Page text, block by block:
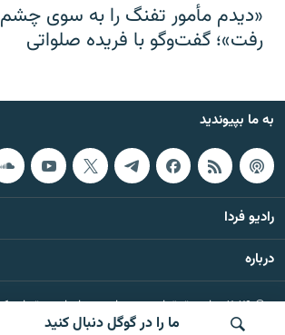
ما را در گوگل دنبال کنید
«دیدم مأمور تفنگ را به سوی
رفت»؛ گفت‌و‌گو با فریده صلواتی
به ما بپیوندید
رادیو فردا
درباره
© ۲۰۲۶ تمام حقوق این وب‌سایت، بر اساس مقررات
محفوظ است.